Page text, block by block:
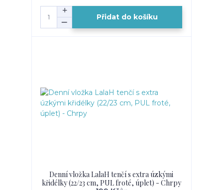
Přidat do košíku
Denní vložka LalaH tenčí s extra úzkými
křidélky (22/23 cm, PUL froté, úplet) - Chrpy